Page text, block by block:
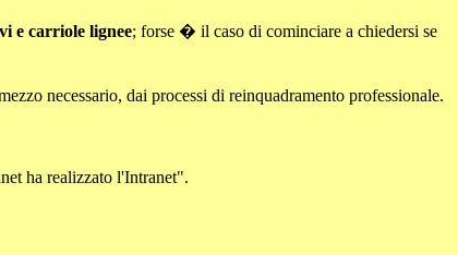
e carriole lignee; forse � il caso di cominciare a chiedersi se
necessario, dai processi di reinquadramento professionale.
ha realizzato l'Intranet".